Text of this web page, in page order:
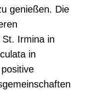
genießen. Die
St. Irmina in
in